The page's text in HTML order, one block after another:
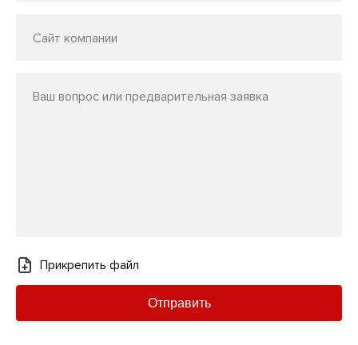
Сайт компании
Ваш вопрос или предварительная заявка
Прикрепить файл
Отправить